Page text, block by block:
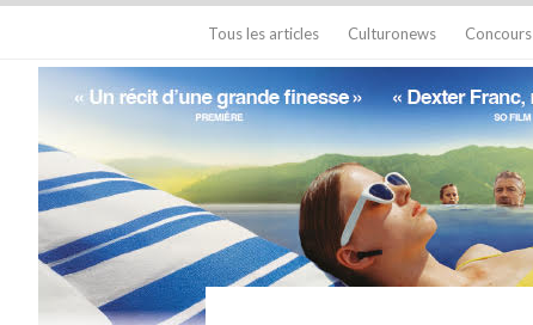
Tous les articles Culturonews Concours